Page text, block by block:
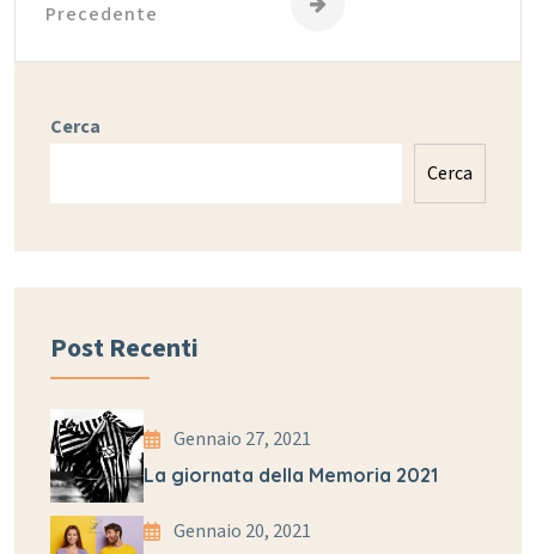
Precedente
Cerca
Cerca
Post Recenti
Gennaio 27, 2021
La giornata della Memoria 2021
Gennaio 20, 2021